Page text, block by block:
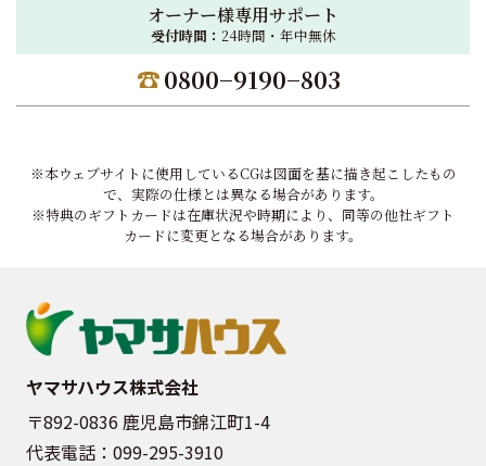
オーナー様専用サポート
受付時間： 24時間・年中無休
0800−9190−803
※本ウェブサイトに使用しているCGは図面を基に描き起こしたもの
で、実際の仕様とは異なる場合があります。
※特典のギフトカードは在庫状況や時期により、同等の他社ギフト
カードに変更となる場合があります。
ヤマサハウス株式会社
〒892-0836 鹿児島市錦江町1-4
代表電話： 099-295-3910